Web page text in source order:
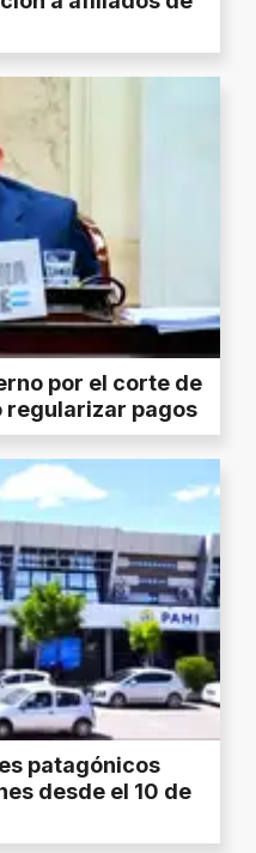
por el corte de
regularizar pagos
patagónicos
desde el 10 de